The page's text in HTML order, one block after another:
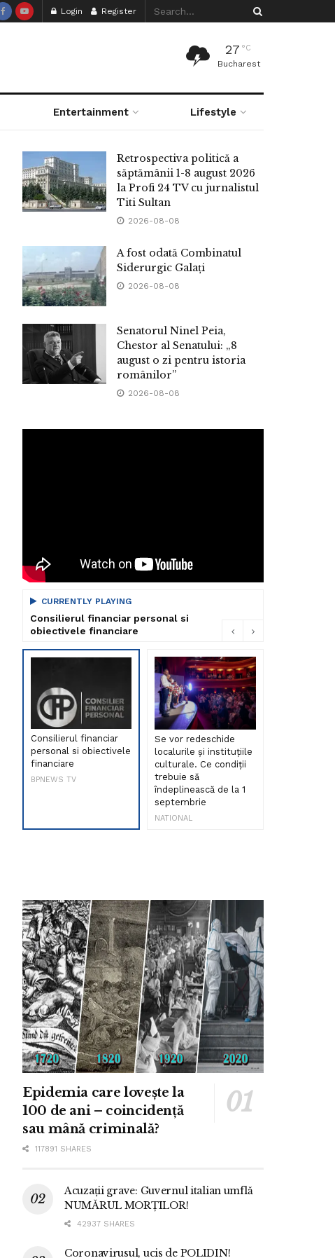
Login Register
27 °C
Bucharest
Entertainment Lifestyle
Retrospectiva politică a
săptămânii 1-8 august 2026
la Profi 24 TV cu jurnalistul
Titi Sultan
2026-08-08
A fost odată Combinatul
Siderurgic Galați
2026-08-08
Senatorul Ninel Peia,
Chestor al Senatului: „8
august o zi pentru istoria
românilor”
2026-08-08
CURRENTLY PLAYING
Consilierul financiar personal si
obiectivele financiare
Consilierul financiar
personal si obiectivele
financiare
BPNEWS TV
Se vor redeschide
localurile și instituțiile
culturale. Ce condiții
trebuie să
îndeplinească de la 1
septembrie
NATIONAL
Epidemia care lovește la
100 de ani – coincidență
sau mână criminală?
117891 SHARES
Acuzații grave: Guvernul italian umflă
NUMĂRUL MORȚILOR!
42937 SHARES
Coronavirusul, ucis de POLIDIN!